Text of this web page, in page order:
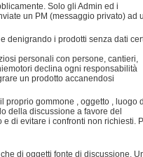
Solo gli Admin ed i
un PM (messaggio privato) ad
denigrando i prodotti senza dati
personali con persone, cantieri,
declina ogni responsabilità
un prodotto accanendosi
proprio gommone , oggetto , luogo
della discussione a favore del
di evitare i confronti non richiesti.
di oggetti fonte di discussione.